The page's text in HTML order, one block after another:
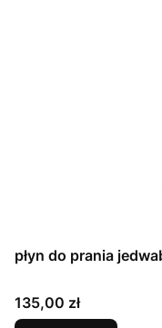
płyn do prania
Cena
135,00 zł